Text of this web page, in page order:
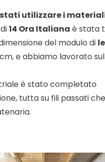
stati utilizzare i
14 Ora Italiana è stata
del modulo di
cm, e abbiamo lavorato
è stato completato
tutta su fili passati